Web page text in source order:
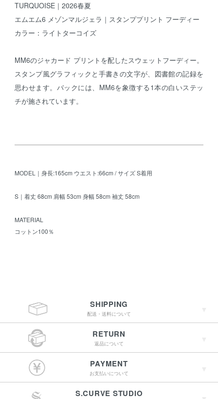
TURQUOISE｜2026春夏
エムエム6 メゾンマルジェラ｜スタンププリント フーディー
カラー：ライトターコイズ
MM6のジャカード プリントを配したスウェットフーディー。
スタンプ風グラフィックと手書きの文字が、図書館の記録を
思わせます。バックには、MM6を象徴する1本の白いステッ
チが施されています。
MODEL｜身長:165cm ウエスト:66cm / サイズ S着用
S｜着丈 68cm 肩幅 53cm 身幅 58cm 袖丈 58cm
MATERIAL
コットン100％
SHIPPING
配送・送料について
￥4,400（税込）以上
のご購入で送料無料
RETURN
返品について
PAYMENT
お支払いについて
S.CURVE STUDIO